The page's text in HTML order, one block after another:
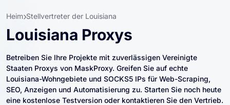
Heim Stellvertreter der Louisiana
Louisiana Proxys
Betreiben Sie Ihre Projekte mit zuverlässigen Vereinigte
Staaten Proxys von MaskProxy. Greifen Sie auf echte
Louisiana-Wohngebiete und SOCKS5 IPs für Web-Scraping,
SEO, Anzeigen und Automatisierung zu. Starten Sie noch heute
eine kostenlose Testversion oder kontaktieren Sie den Vertrieb.